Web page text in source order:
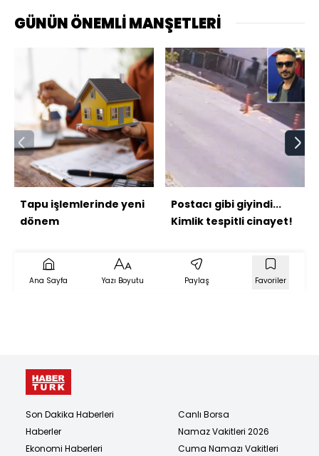
GÜNÜN ÖNEMLİ MANŞETLERİ
Tapu işlemlerinde yeni
dönem
Postacı gibi giyindi...
Kimlik tespitli cinayet!
Ana Sayfa Yazı Boyutu Paylaş Favoriler
Son Dakika Haberleri
Haberler
Ekonomi Haberleri
Canlı Borsa
Namaz Vakitleri 2026
Cuma Namazı Vakitleri